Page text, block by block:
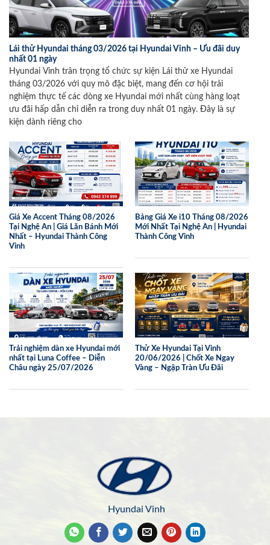
Lái thử Hyundai tháng 03/2026 tại Hyundai Vinh – Ưu đãi duy
nhất 01 ngày
Hyundai Vinh trân trọng tổ chức sự kiện Lái thử xe Hyundai
tháng 03/2026 với quy mô đặc biệt, mang đến cơ hội trải
nghiệm thực tế các dòng xe Hyundai mới nhất cùng hàng loạt
ưu đãi hấp dẫn chỉ diễn ra trong duy nhất 01 ngày. Đây là sự
kiện dành riêng cho
Giá Xe Accent Tháng 08/2026
Tại Nghệ An | Giá Lăn Bánh Mới
Nhất – Hyundai Thành Công
Vinh
Bảng Giá Xe i10 Tháng 08/2026
Mới Nhất Tại Nghệ An | Hyundai
Thành Công Vinh
Trải nghiệm dàn xe Hyundai mới
nhất tại Luna Coffee – Diễn
Châu ngày 25/07/2026
Thử Xe Hyundai Tại Vinh
20/06/2026 | Chốt Xe Ngay
Vàng – Ngập Tràn Ưu Đãi
Hyundai Vinh